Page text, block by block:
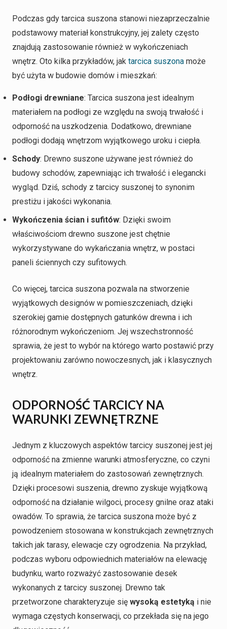
Podczas gdy tarcica suszona stanowi niezaprzeczalnie
podstawowy materiał konstrukcyjny, jej zalety często
znajdują zastosowanie również w wykończeniach
wnętrz. Oto kilka przykładów, jak tarcica suszona może
być użyta w budowie domów i mieszkań:
Podłogi drewniane: Tarcica suszona jest idealnym
materiałem na podłogi ze względu na swoją trwałość i
odporność na uszkodzenia. Dodatkowo, drewniane
podłogi dodają wnętrzom wyjątkowego uroku i ciepła.
Schody: Drewno suszone używane jest również do
budowy schodów, zapewniając ich trwałość i elegancki
wygląd. Dziś, schody z tarcicy suszonej to synonim
prestiżu i jakości wykonania.
Wykończenia ścian i sufitów: Dzięki swoim
właściwościom drewno suszone jest chętnie
wykorzystywane do wykańczania wnętrz, w postaci
paneli ściennych czy sufitowych.
Co więcej, tarcica suszona pozwala na stworzenie
wyjątkowych designów w pomieszczeniach, dzięki
szerokiej gamie dostępnych gatunków drewna i ich
różnorodnym wykończeniom. Jej wszechstronność
sprawia, że jest to wybór na którego warto postawić przy
projektowaniu zarówno nowoczesnych, jak i klasycznych
wnętrz.
ODPORNOŚĆ TARCICY NA
WARUNKI ZEWNĘTRZNE
Jednym z kluczowych aspektów tarcicy suszonej jest jej
odporność na zmienne warunki atmosferyczne, co czyni
ją idealnym materiałem do zastosowań zewnętrznych.
Dzięki procesowi suszenia, drewno zyskuje wyjątkową
odporność na działanie wilgoci, procesy gnilne oraz ataki
owadów. To sprawia, że tarcica suszona może być z
powodzeniem stosowana w konstrukcjach zewnętrznych
takich jak tarasy, elewacje czy ogrodzenia. Na przykład,
podczas wyboru odpowiednich materiałów na elewację
budynku, warto rozważyć zastosowanie desek
wykonanych z tarcicy suszonej. Drewno tak
przetworzone charakteryzuje się wysoką estetyką i nie
wymaga częstych konserwacji, co przekłada się na jego